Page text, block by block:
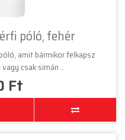
póló, fehér
amit bármikor felkapsz
csak simán ..
Ft